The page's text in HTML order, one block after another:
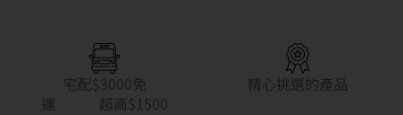
宅配$3000免
運 超商$1500
精心挑選的產品